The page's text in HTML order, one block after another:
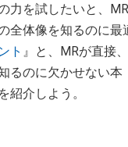
力を試したいと、
全体像を知るのに最
ト 』と、MRが直接
るのに欠かせない本
紹介しよう。